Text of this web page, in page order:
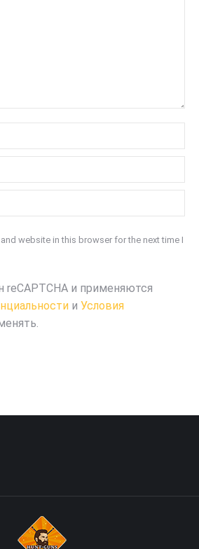
website in this browser for the next time I
reCAPTCHA и применяются
и Условия